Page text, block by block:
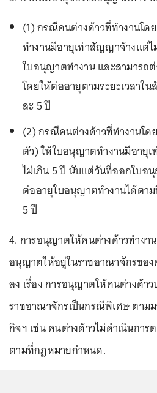
(1) กรณีคนต่างด้าวที่ทำงานโ
ทำงานมีอายุเท่าสัญญาจ้างแต่
ใบอนุญาตทำงาน และสามารถ
โดยให้ต่ออายุตามระยะเวลาใ
ละ 5 ปี
(2) กรณีคนต่างด้าวที่ทำงานโด
ตัว) ให้ใบอนุญาตทำงานมีอายุ
ไม่เกิน 5 ปี นับแต่วันที่ออกใบอ
ต่ออายุใบอนุญาตทำงานได้ตา
5 ปี
4. การอนุญาตให้คนต่างด้าวทำงา
อนุญาตให้อยู่ในราชอาณาจักรขอ
ลง เรื่อง การอนุญาตให้คนต่างด้าว
ราชอาณาจักรเป็นกรณีพิเศษ ตาม
กิจฯ เช่น คนต่างด้าวไม่ดำเนินกา
ตามที่กฎหมายกำหนด.